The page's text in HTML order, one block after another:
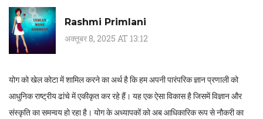
Rashmi Primlani
अक्तूबर 8, 2025 AT 13:12
योग को खेल कोटा में शामिल करने का अर्थ है कि हम अपनी पारंपरिक ज्ञान प्रणाली को
आधुनिक राष्ट्रीय ढांचे में एकीकृत कर रहे हैं। यह एक ऐसा विकास है जिसमें विज्ञान और
संस्कृति का समन्वय हो रहा है। योग के अध्यापकों को अब आधिकारिक रूप से नौकरी का